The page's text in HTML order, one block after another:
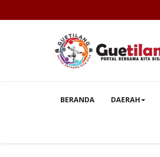
BERANDA DAERAH